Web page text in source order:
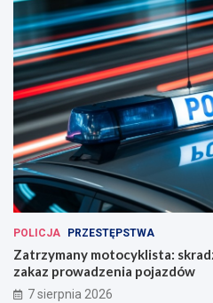
POLICJA PRZESTĘPSTWA
Zatrzymany motocyklista:
zakaz prowadzenia pojazdów
7 sierpnia 2026